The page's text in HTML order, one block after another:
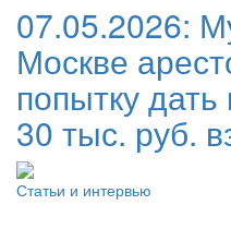
07.05.2026:
Москве
попытку
30 тыс. руб.
Статьи и интервью